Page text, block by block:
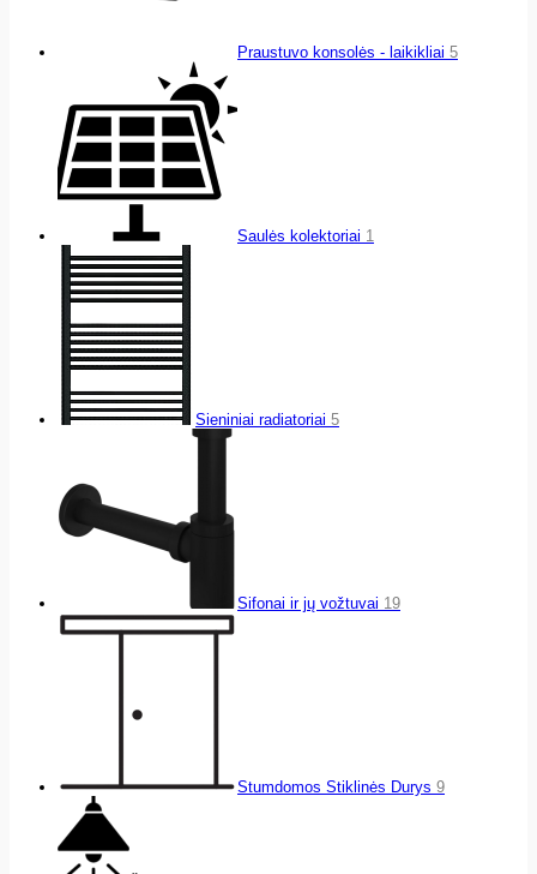
Praustuvo konsolės - laikikliai 5
Saulės kolektoriai 1
Sieniniai radiatoriai 5
Sifonai ir jų vožtuvai 19
Stumdomos Stiklinės Durys 9